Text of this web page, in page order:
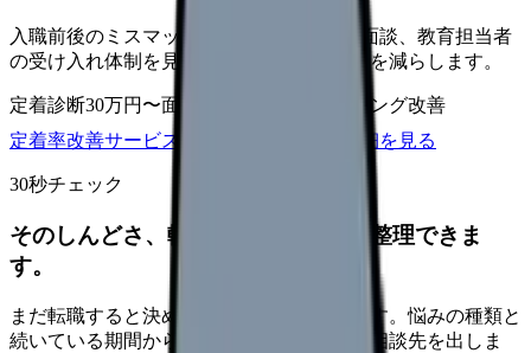
入職前後のミスマッチ、初月面談、3ヶ月面談、教育担当者
の受け入れ体制を見直し、早期離職の再発を減らします。
定着診断30万円〜面談シート
オンボーディング改善
定着率改善サービスを相談
サービス詳細を見る
30秒チェック
そのしんどさ、転職すべきサインか整理できま
す。
まだ転職すると決めていなくても大丈夫です。悩みの種類と
続いている期間から、次に見るべき記事と相談先を出しま